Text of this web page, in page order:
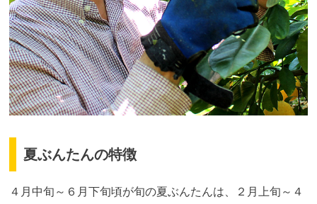
夏ぶんたんの特徴
４月中旬～６月下旬頃が旬の夏ぶんたんは、２月上旬～４